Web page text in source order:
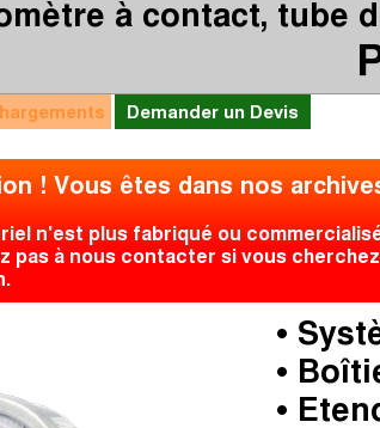
à contact, tube
Demander un Devis
! Vous êtes dans nos
n'est plus fabriqué ou
pas à nous contacter si vous
•
•
•